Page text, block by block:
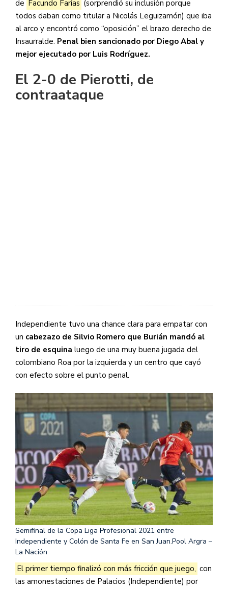
de Facundo Farías (sorprendió su inclusión porque
todos daban como titular a Nicolás Leguizamón) que iba
al arco y encontró como “oposición” el brazo derecho de
Insaurralde. Penal bien sancionado por Diego Abal y
mejor ejecutado por Luis Rodríguez.
El 2-0 de Pierotti, de
contraataque
Independiente tuvo una chance clara para empatar con
un cabezazo de Silvio Romero que Burián mandó al
tiro de esquina luego de una muy buena jugada del
colombiano Roa por la izquierda y un centro que cayó
con efecto sobre el punto penal.
Semifinal de la Copa Liga Profesional 2021 entre
Independiente y Colón de Santa Fe en San Juan.Pool Argra –
La Nación
El primer tiempo finalizó con más fricción que juego, con
las amonestaciones de Palacios (Independiente) por